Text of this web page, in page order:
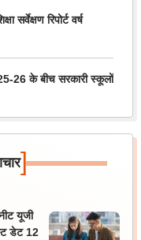
रिपोर्ट वर्ष
26 के बीच सरकारी स्कूलों
]
यूजी
डेट 12